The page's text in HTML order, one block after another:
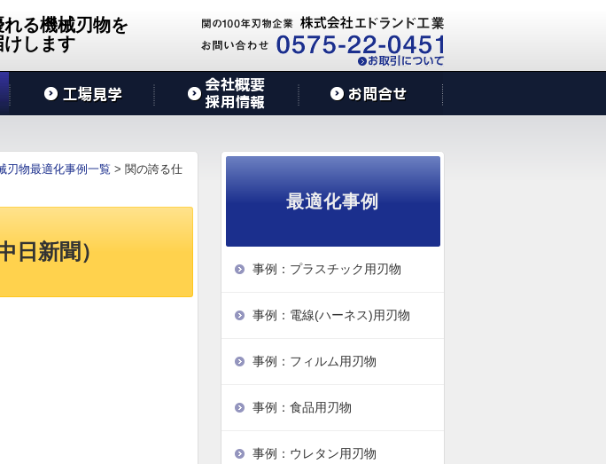
る機械刃物を
します
刃物最適化事例一覧 > 関の誇る仕
新聞）
最適化事例
事例：プラスチック用刃物
事例：電線(ハーネス)用刃物
事例：フィルム用刃物
事例：食品用刃物
事例：ウレタン用刃物